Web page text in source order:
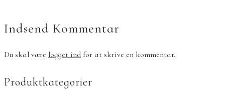
Indsend Kommentar
Du skal være logget ind for at skrive en kommentar.
Produktkategorier